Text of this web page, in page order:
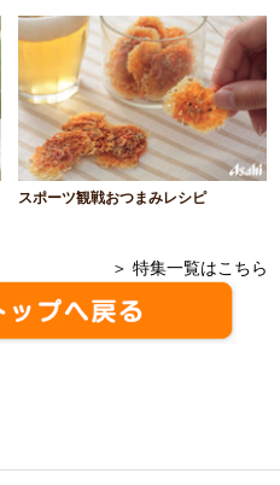
スポーツ観戦おつまみレシピ
＞ 特集一覧はこちら